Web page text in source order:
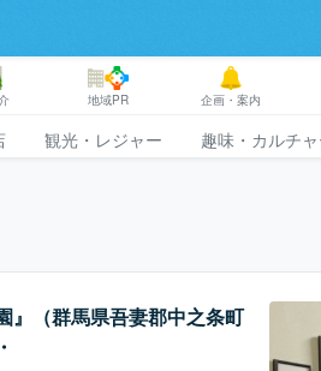
地域PR 企画・案内
観光・レジャー 趣味・カルチ
』（群馬県吾妻郡中之条町